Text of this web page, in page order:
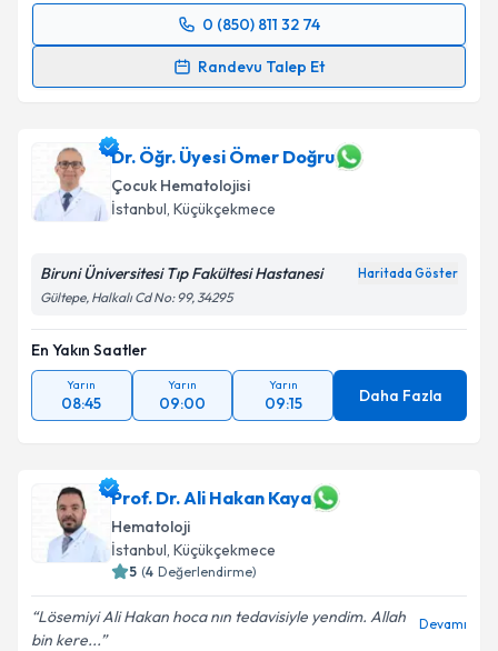
0 (850) 811 32 74
Randevu Talep Et
Randevu Takvimi Talebi
için bir takvim hazırlandığında e-posta ile
bilgilendireceğiz.
E-posta Adresiniz
Kişisel verilerimin işlenmesine ilişkinAydınlatma
Metni
kapsamda işlenmesini kabul ediyorum.
Dr. Öğr. Üyesi Ömer Doğru
Çocuk Hematolojisi
İstanbul, Küçükçekmece
Biruni Üniversitesi Tıp Fakültesi Hastanesi Haritada Göster
Gültepe, Halkalı Cd No: 99, 34295
En Yakın Saatler
Yarın
08:45
Yarın
09:00
Yarın
09:15 Daha Fazla
Prof. Dr. Ali Hakan Kaya
Hematoloji
İstanbul, Küçükçekmece
5 (4 Değerlendirme)
Lösemiyi Ali Hakan hoca nın tedavisiyle yendim. Allah
bin kere...
Devamı